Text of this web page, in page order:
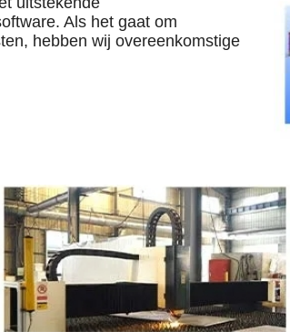
Als het gaat om
hebben wij overeenkomstige